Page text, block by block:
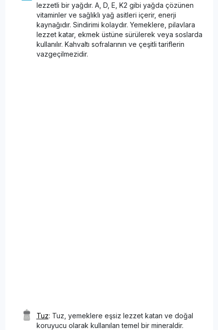
lezzetli bir yağdır. A, D, E, K2 gibi yağda çözünen
vitaminler ve sağlıklı yağ asitleri içerir, enerji
kaynağıdır. Sindirimi kolaydır. Yemeklere, pilavlara
lezzet katar, ekmek üstüne sürülerek veya soslarda
kullanılır. Kahvaltı sofralarının ve çeşitli tariflerin
vazgeçilmezidir.
Tuz: Tuz, yemeklere eşsiz lezzet katan ve doğal
koruyucu olarak kullanılan temel bir mineraldir.